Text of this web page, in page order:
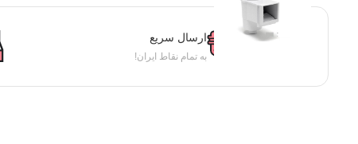
ارسال سریع
به تمام نقاط ایران!